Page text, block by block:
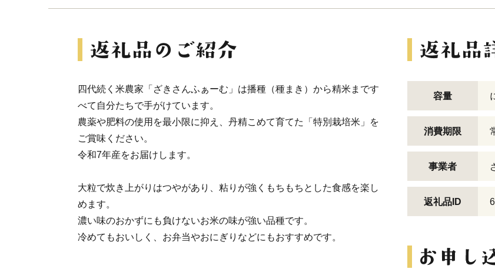
四代続く米農家「ざきさんふぁーむ」は播種（種まき）から精米まです
べて自分たちで手がけています。
農薬や肥料の使用を最小限に抑え、丹精こめて育てた「特別栽培米」を
ご賞味ください。
令和7年産をお届けします。
大粒で炊き上がりはつやがあり、粘りが強くもちもちとした食感を楽し
めます。
濃い味のおかずにも負けないお米の味が強い品種です。
冷めてもおいしく、お弁当やおにぎりなどにもおすすめです。
容量
消費期限
事業者
返礼品ID